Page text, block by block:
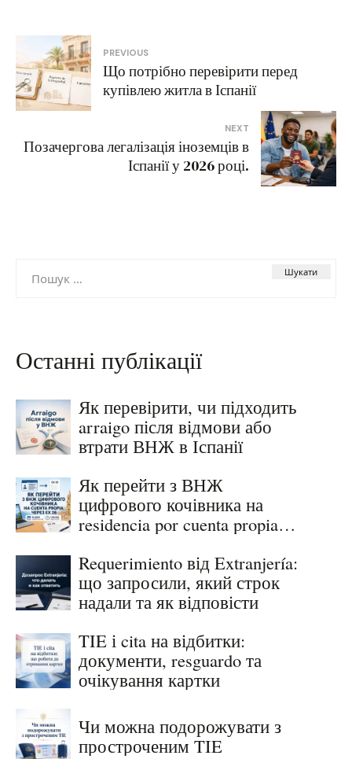
Навігація
записів
PREVIOUS
Що потрібно перевірити перед
купівлею житла в Іспанії
NEXT
Позачергова легалізація іноземців в
Іспанії у 2026 році.
Останні публікації
Як перевірити, чи підходить
arraigo після відмови або
втрати ВНЖ в Іспанії
Як перейти з ВНЖ
цифрового кочівника на
residencia por cuenta propia
Requerimiento від Extranjería:
що запросили, який строк
надали та як відповісти
TIE і cita на відбитки:
документи, resguardo та
очікування картки
Чи можна подорожувати з
простроченим TIE